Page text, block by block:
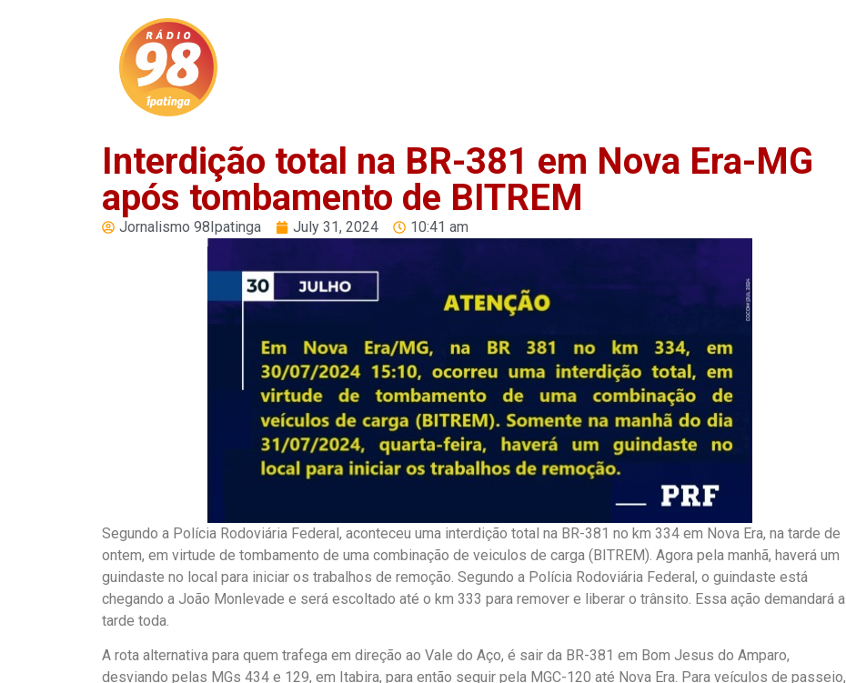
Interdição total na BR-381 em Nova Era-MG
após tombamento de BITREM
Jornalismo 98Ipatinga July 31, 2024 10:41 am
Segundo a Polícia Rodoviária Federal, aconteceu uma interdição total na BR-381 no km 334 em Nova Era, na tarde de
ontem, em virtude de tombamento de uma combinação de veiculos de carga (BITREM). Agora pela manhã, haverá um
guindaste no local para iniciar os trabalhos de remoção. Segundo a Polícia Rodoviária Federal, o guindaste está
chegando a João Monlevade e será escoltado até o km 333 para remover e liberar o trânsito. Essa ação demandará a
tarde toda.
A rota alternativa para quem trafega em direção ao Vale do Aço, é sair da BR-381 em Bom Jesus do Amparo,
desviando pelas MGs 434 e 129, em Itabira, para então seguir pela MGC-120 até Nova Era. Para veículos de passeio,